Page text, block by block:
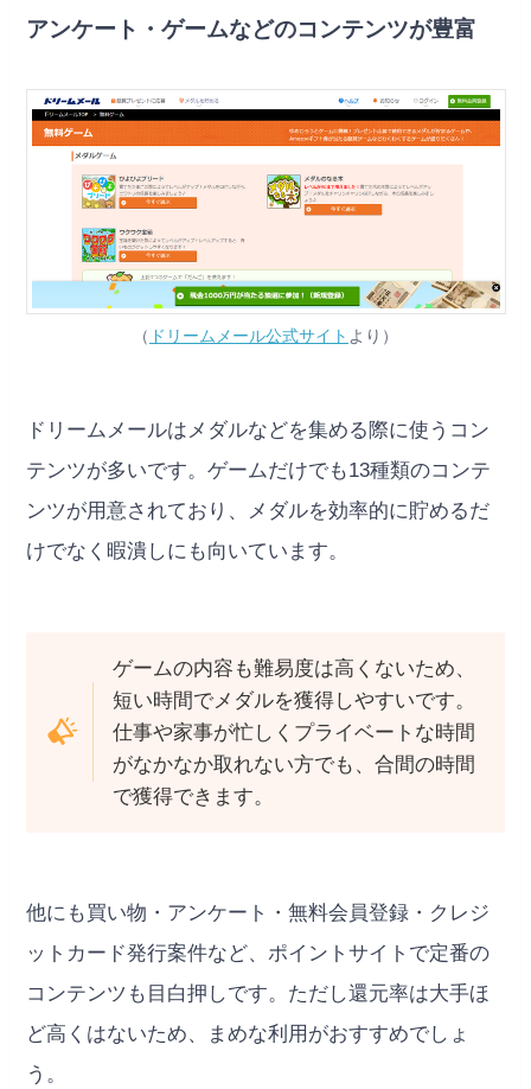
アンケート・ゲームなどのコンテンツが豊富
（ ドリームメール公式サイト より）
ドリームメールはメダルなどを集める際に使うコン
テンツが多いです。ゲームだけでも13種類のコンテ
ンツが用意されており、メダルを効率的に貯めるだ
けでなく暇潰しにも向いています。
ゲームの内容も難易度は高くないため、
短い時間でメダルを獲得しやすいです。
仕事や家事が忙しくプライベートな時間
がなかなか取れない方でも、合間の時間
で獲得できます。
他にも買い物・アンケート・無料会員登録・クレジ
ットカード発行案件など、ポイントサイトで定番の
コンテンツも目白押しです。ただし還元率は大手ほ
ど高くはないため、まめな利用がおすすめでしょ
う。